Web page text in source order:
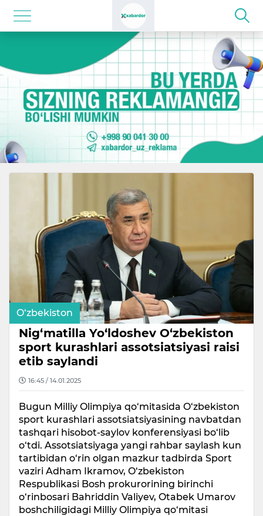
O‘zbekiston
Nig‘matilla Yo‘ldoshev O‘zbekiston
sport kurashlari assotsiatsiyasi raisi
etib saylandi
16:45 / 14.01.2025
Bugun Milliy Olimpiya qo‘mitasida O‘zbekiston
sport kurashlari assotsiatsiyasining navbatdan
tashqari hisobot-saylov konferensiyasi bo‘lib
o‘tdi. Assotsiatsiyaga yangi rahbar saylash kun
tartibidan o‘rin olgan mazkur tadbirda Sport
vaziri Adham Ikramov, O‘zbekiston
Respublikasi Bosh prokurorining birinchi
o‘rinbosari Bahriddin Valiyev, Otabek Umarov
boshchiligidagi Milliy Olimpiya qo‘mitasi